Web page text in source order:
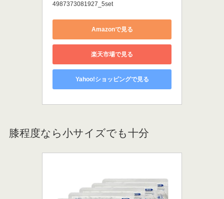
4987373081927_5set
Amazonで見る
楽天市場で見る
Yahoo!ショッピングで見る
膝程度なら小サイズでも十分